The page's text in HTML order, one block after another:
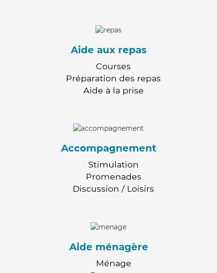
Aide aux repas
Courses
Préparation des repas
Aide à la prise
Accompagnement
Stimulation
Promenades
Discussion / Loisirs
Aide ménagère
Ménage